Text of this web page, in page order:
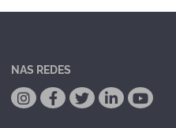
NAS REDES